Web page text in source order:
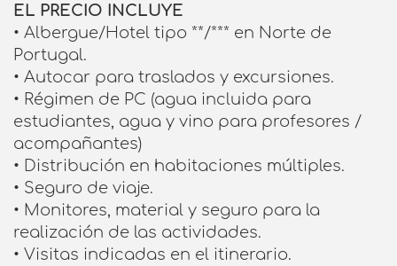
EL PRECIO INCLUYE
• Albergue/Hotel tipo **/*** en Norte de
Portugal.
• Autocar para traslados y excursiones.
• Régimen de PC (agua incluida para
estudiantes, agua y vino para profesores /
acompañantes)
• Distribución en habitaciones múltiples.
• Seguro de viaje.
• Monitores, material y seguro para la
realización de las actividades.
• Visitas indicadas en el itinerario.